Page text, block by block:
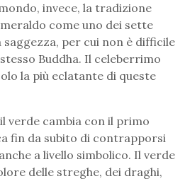
invece, la tradizione
come uno dei sette
per cui non è difficile
Buddha. Il celeberrimo
la più eclatante di queste
verde cambia con il primo
fin da subito di contrapporsi
a livello simbolico. Il verde
delle streghe, dei draghi,